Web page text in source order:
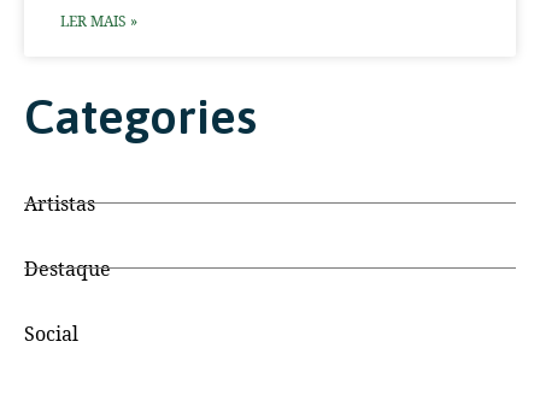
LER MAIS »
Categories
Artistas
Destaque
Social